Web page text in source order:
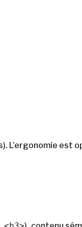
est